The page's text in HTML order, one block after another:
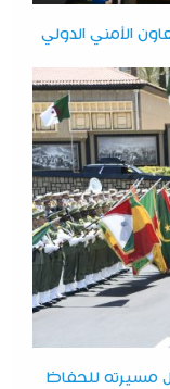
الأمني الدولي
مسيرته للحفاظ